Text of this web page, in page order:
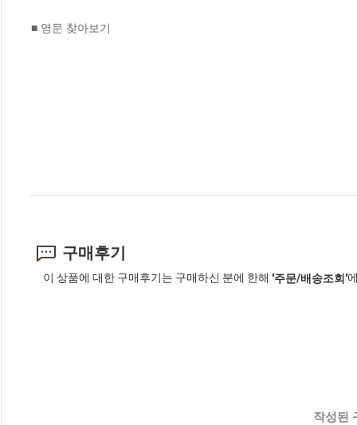
■ 영문 찾아보기
구매후기
이 상품에 대한 구매후기는 구매하신 분에 한해 '주문/배송조회'
작성된